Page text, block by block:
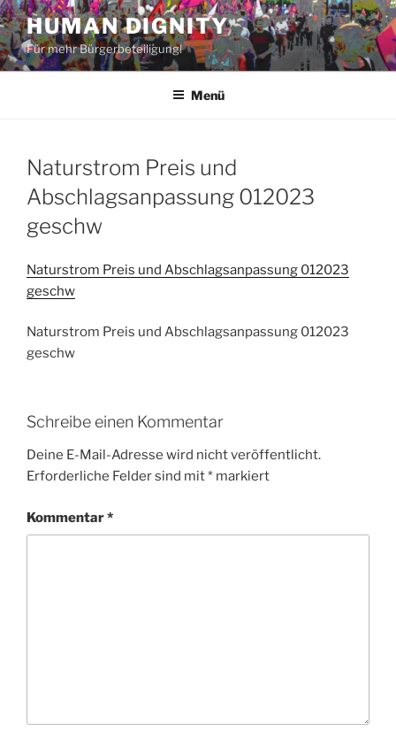
Zum
Inhalt
springen
HUMAN DIGNITY
Für mehr Bürgerbeteiligung!
Menü
Naturstrom Preis und
Abschlagsanpassung 012023
geschw
Naturstrom Preis und Abschlagsanpassung 012023
geschw
Naturstrom Preis und Abschlagsanpassung 012023
geschw
Schreibe einen Kommentar
Deine E-Mail-Adresse wird nicht veröffentlicht.
Erforderliche Felder sind mit* markiert
Kommentar*